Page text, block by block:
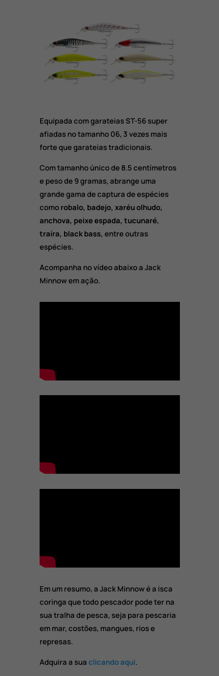
Equipada com garateias ST-56 super
afiadas no tamanho 06, 3 vezes mais
forte que garateias tradicionais.
Com tamanho único de 8.5 centímetros
e peso de 9 gramas, abrange uma
grande gama de captura de espécies
comorobalo, badejo, xaréu olhudo,
anchova, peixe espada, tucunaré,
traíra, black bass, entre outras
espécies.
Acompanha no vídeo abaixo a Jack
Minnow em ação.
Em um resumo, a Jack Minnow é a isca
coringa que todo pescador pode ter na
sua tralha de pesca, seja para pescaria
em mar, costões, mangues, rios e
represas.
Adquira a suaclicando aqui.